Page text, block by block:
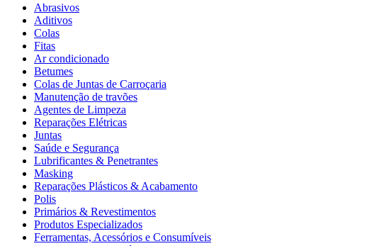
Abrasivos
Aditivos
Colas
Fitas
Ar condicionado
Betumes
Colas de Juntas de Carroçaria
Manutenção de travões
Agentes de Limpeza
Reparações Elétricas
Juntas
Saúde e Segurança
Lubrificantes & Penetrantes
Masking
Reparações Plásticos & Acabamento
Polis
Primários & Revestimentos
Produtos Especializados
Ferramentas, Acessórios e Consumíveis